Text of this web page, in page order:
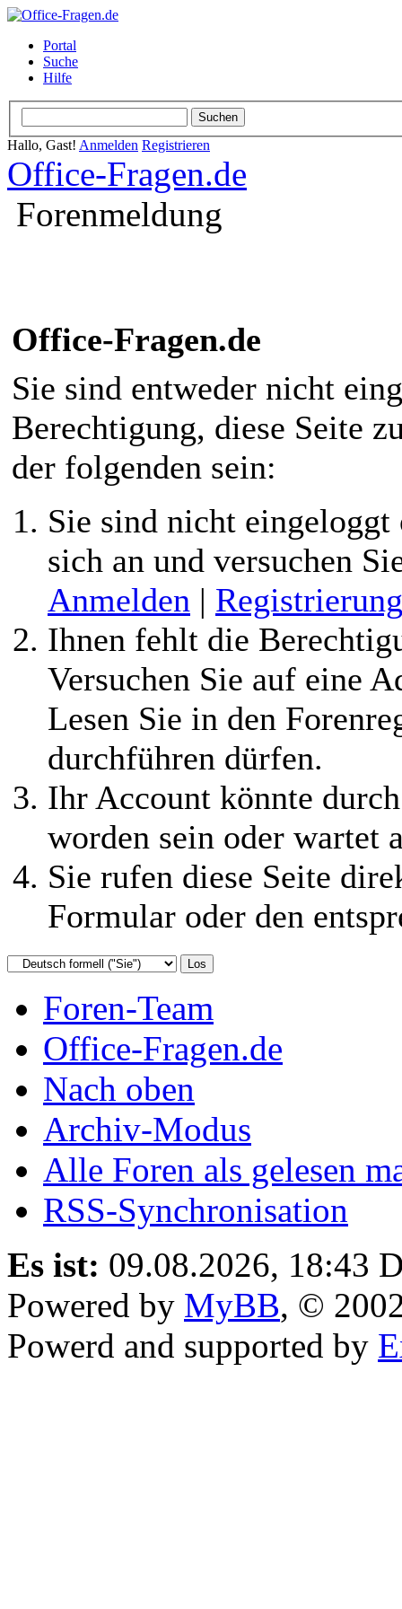
Portal
Suche
Hilfe
Hallo, Gast! Anmelden Registrieren
Office-Fragen.de
Forenmeldung
Office-Fragen.de
Sie sind entweder nicht
Berechtigung, diese Seite
der folgenden sein:
Sie sind nicht
sich an und versuchen
Anmelden |
Ihnen fehlt die
Versuchen Sie auf eine
Lesen Sie in den
durchführen dürfen.
Ihr Account könnte
worden sein oder wartet
Sie rufen diese Seite
Formular oder den
Foren-Team
Office-Fragen.de
Nach oben
Archiv-Modus
Alle Foren als gelesen
RSS-Synchronisation
Es ist: 09.08.2026, 18:43
Powered by MyBB, ©
Powerd and supported by